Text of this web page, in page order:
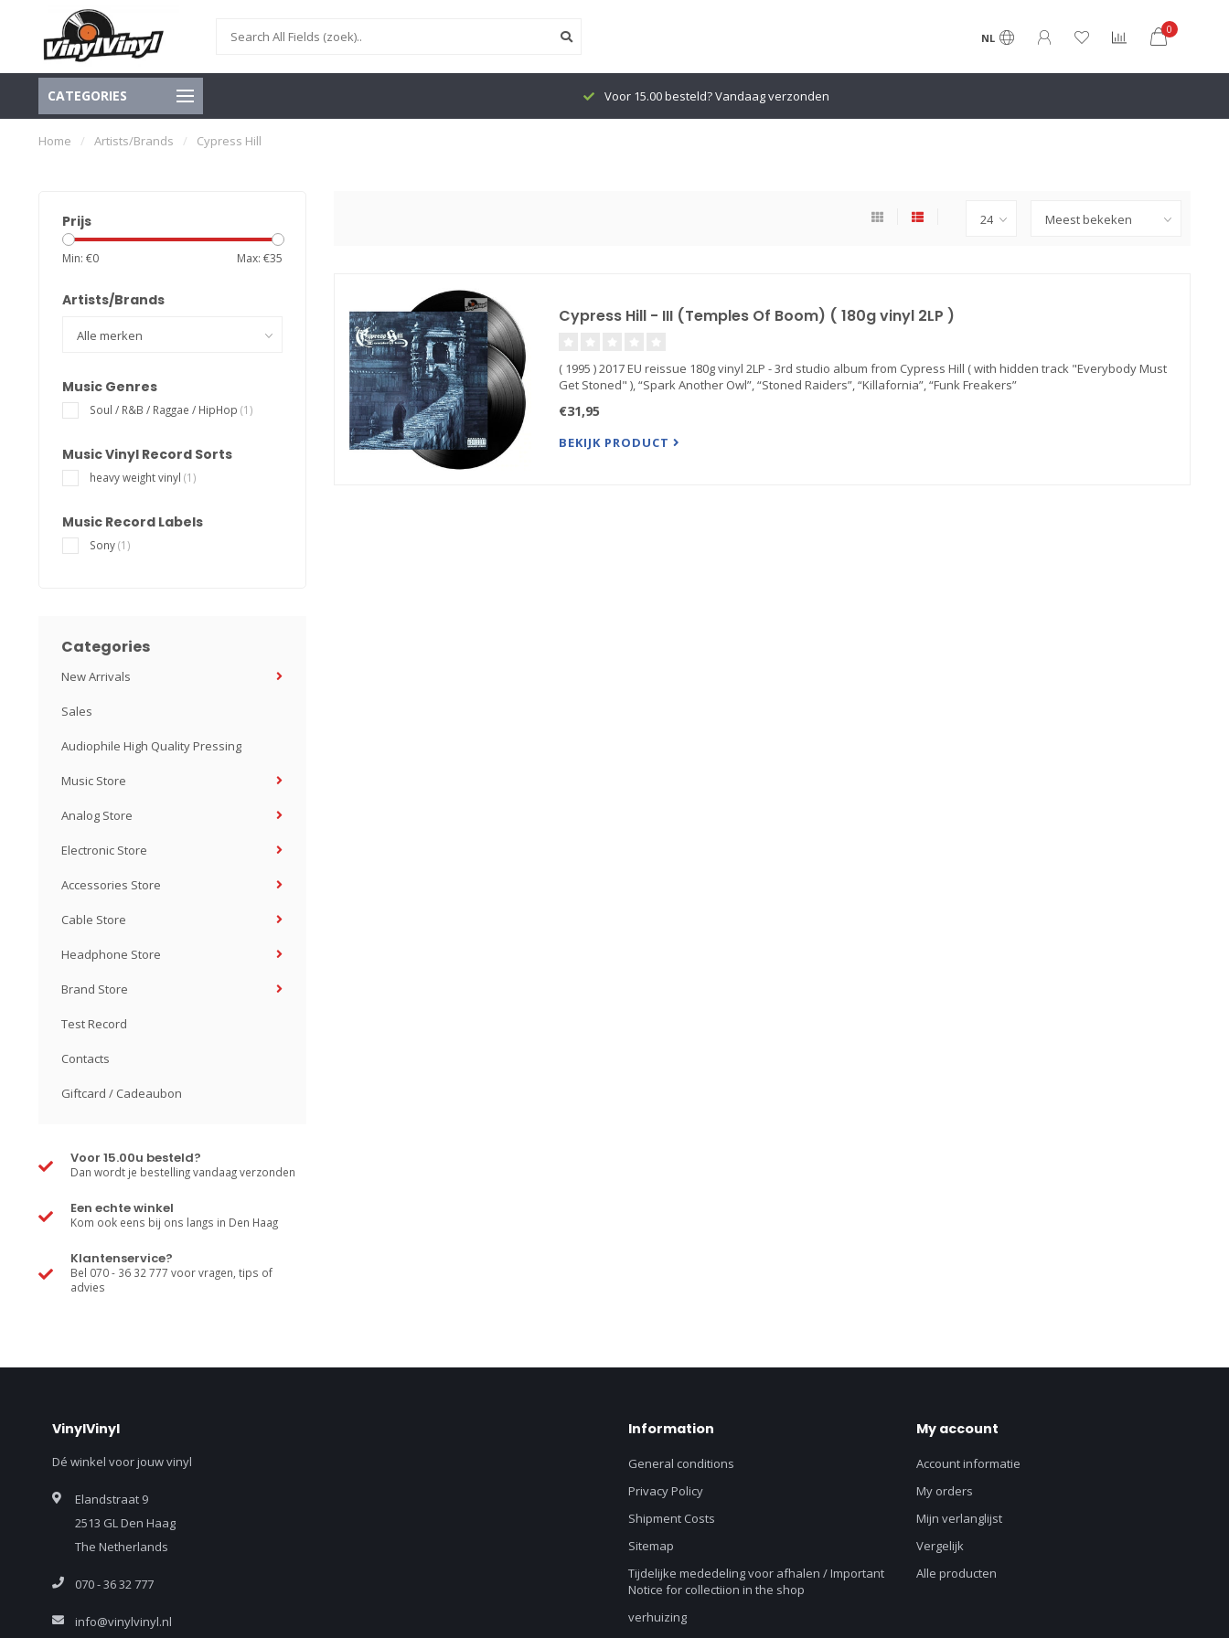
NL
0
CATEGORIES Voor 15.00 besteld? Vandaag verzonden
Home / Artists/Brands / Cypress Hill
Prijs
Min: €0 Max: €35
Artists/Brands
Music Genres
Soul / R&B / Raggae / HipHop (1)
Music Vinyl Record Sorts
heavy weight vinyl (1)
Music Record Labels
Sony(1)
Categories
New Arrivals
Sales
Audiophile High Quality Pressing
Music Store
Analog Store
Electronic Store
Accessories Store
Cable Store
Headphone Store
Brand Store
Test Record
Contacts
Giftcard / Cadeaubon
Voor 15.00u besteld?
Dan wordt je bestelling vandaag verzonden
Een echte winkel
Kom ook eens bij ons langs in Den Haag
Klantenservice?
Bel 070 - 36 32 777 voor vragen, tips of
advies
Cypress Hill - III (Temples Of Boom) ( 180g vinyl 2LP )
( 1995 ) 2017 EU reissue 180g vinyl 2LP - 3rd studio album from Cypress Hill ( with hidden track "Everybody Must
Get Stoned" ), “Spark Another Owl”, “Stoned Raiders”, “Killafornia”, “Funk Freakers”
€31,95
BEKIJK PRODUCT
VinylVinyl
Dé winkel voor jouw vinyl
Elandstraat 9
2513 GL Den Haag
The Netherlands
070 - 36 32 777
info@vinylvinyl.nl
Information
General conditions
Privacy Policy
Shipment Costs
Sitemap
Tijdelijke mededeling voor afhalen / Important
Notice for collectiion in the shop
verhuizing
My account
Account informatie
My orders
Mijn verlanglijst
Vergelijk
Alle producten